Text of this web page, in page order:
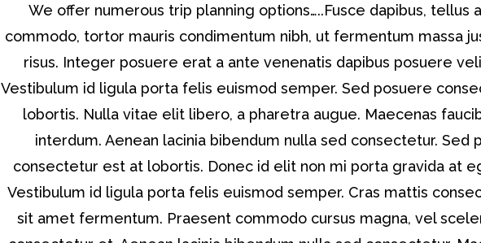
We offer numerous trip planning options…..Fusce dapibus, tellus
commodo, tortor mauris condimentum nibh, ut fermentum massa
risus. Integer posuere erat a ante venenatis dapibus posuere
Vestibulum id ligula porta felis euismod semper. Sed posuere
lobortis. Nulla vitae elit libero, a pharetra augue. Maecenas
interdum. Aenean lacinia bibendum nulla sed consectetur. Sed
consectetur est at lobortis. Donec id elit non mi porta gravida at
Vestibulum id ligula porta felis euismod semper. Cras mattis
sit amet fermentum. Praesent commodo cursus magna, vel